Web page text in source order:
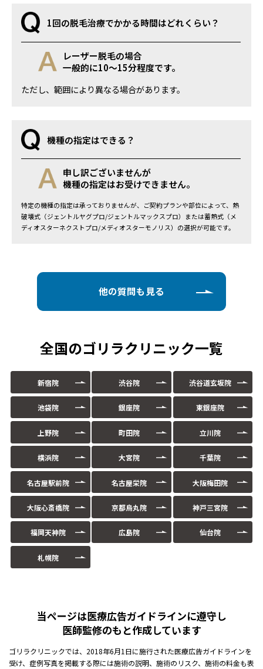
1回の脱毛治療でかかる時間はどれくらい？
レーザー脱毛の場合
一般的に10～15分程度です。
ただし、範囲により異なる場合があります。
機種の指定はできる？
申し訳ございませんが
機種の指定はお受けできません。
特定の機種の指定は承っておりませんが、ご契約プランや部位によって、熱
破壊式（ジェントルヤグプロ/ジェントルマックスプロ）または蓄熱式（メ
ディオスターネクストプロ/メディオスターモノリス）の選択が可能です。
他の質問も見る
全国のゴリラクリニック一覧
新宿院 渋谷院 渋谷道玄坂院
池袋院 銀座院 東銀座院
上野院 町田院 立川院
横浜院 大宮院 千葉院
名古屋駅前院 名古屋栄院 大阪梅田院
大阪心斎橋院 京都烏丸院 神戸三宮院
福岡天神院 広島院 仙台院
札幌院
当ページは医療広告ガイドラインに遵守し
医師監修のもと作成しています
ゴリラクリニックでは、2018年6月1日に施行された医療広告ガイドラインを
受け、症例写真を掲載する際には施術の説明、施術のリスク、施術の料金も表